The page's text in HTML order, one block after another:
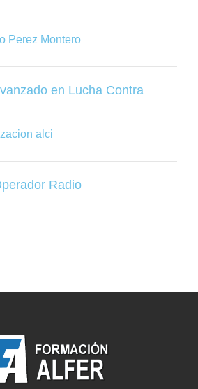
Perez Montero
en Lucha Contra
alci
Radio